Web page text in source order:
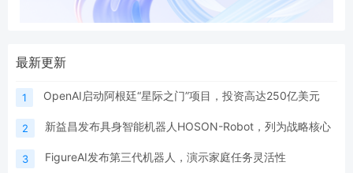
最新更新
1 OpenAI启动阿根廷“星际之门”项目，投资高达250亿美元
2 新益昌发布具身智能机器人HOSON-Robot，列为战略核心
3 FigureAI发布第三代机器人，演示家庭任务灵活性